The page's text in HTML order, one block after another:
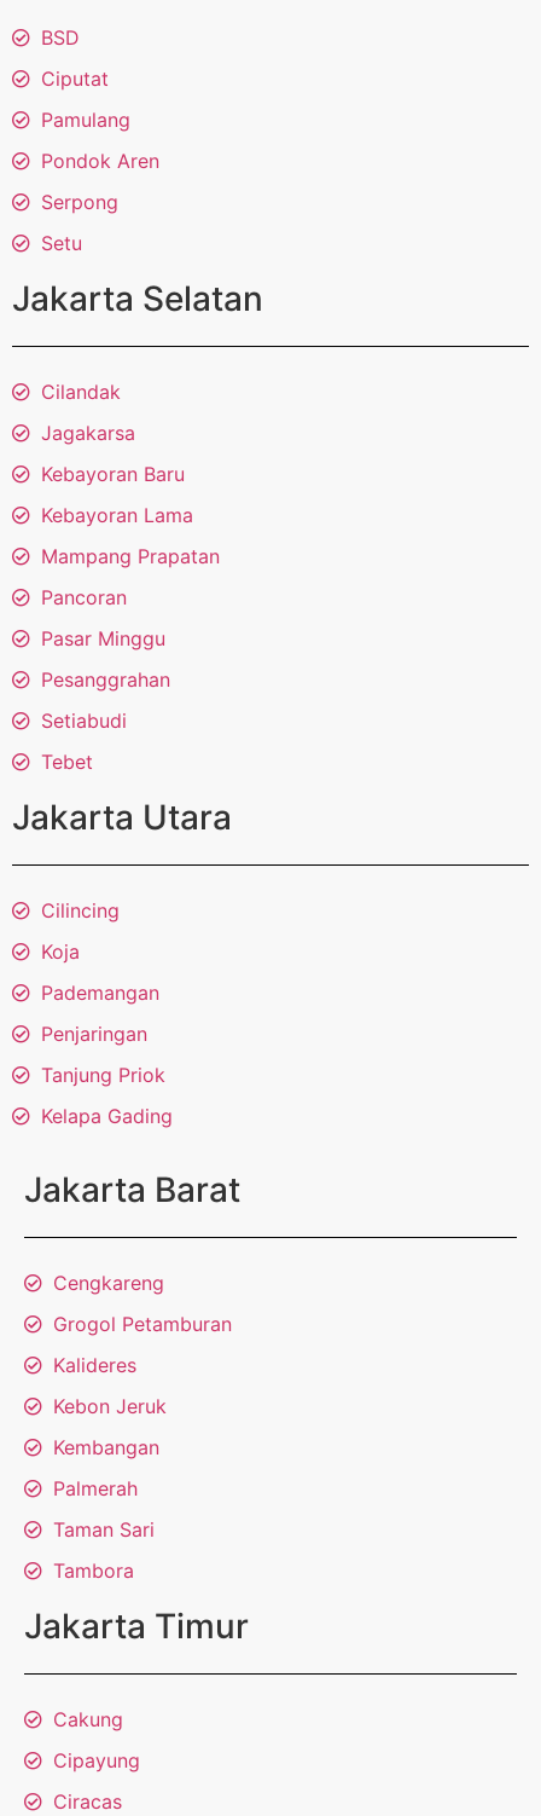
BSD
Ciputat
Pamulang
Pondok Aren
Serpong
Setu
Jakarta Selatan
Cilandak
Jagakarsa
Kebayoran Baru
Kebayoran Lama
Mampang Prapatan
Pancoran
Pasar Minggu
Pesanggrahan
Setiabudi
Tebet
Jakarta Utara
Cilincing
Koja
Pademangan
Penjaringan
Tanjung Priok
Kelapa Gading
Jakarta Barat
Cengkareng
Grogol Petamburan
Kalideres
Kebon Jeruk
Kembangan
Palmerah
Taman Sari
Tambora
Jakarta Timur
Cakung
Cipayung
Ciracas